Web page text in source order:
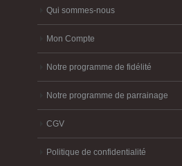
Qui sommes-nous
Mon Compte
Notre programme de fidélité
Notre programme de parrainage
CGV
Politique de confidentialité